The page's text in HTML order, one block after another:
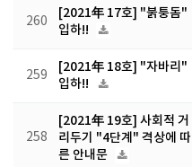
260
[2021年 17호] "붉퉁돔"
입하!!
259
[2021年 18호] "자바리"
입하!!
258
[2021年 19호] 사회적 거
리두기 "4단계" 격상에 따
른 안내문